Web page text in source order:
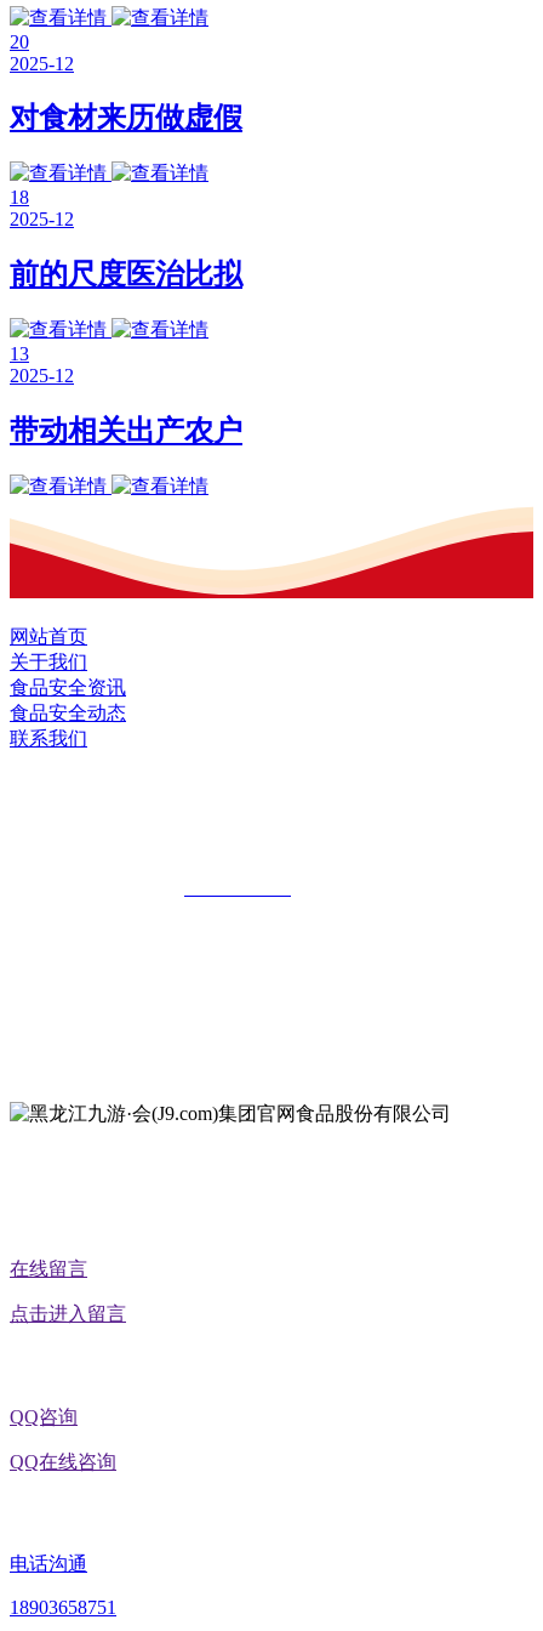
20
2025-12
对食材来历做虚假
18
2025-12
前的尺度医治比拟
13
2025-12
带动相关出产农户
网站首页
关于我们
食品安全资讯
食品安全动态
联系我们
在线留言
点击进入留言
QQ咨询
QQ在线咨询
电话沟通
18903658751